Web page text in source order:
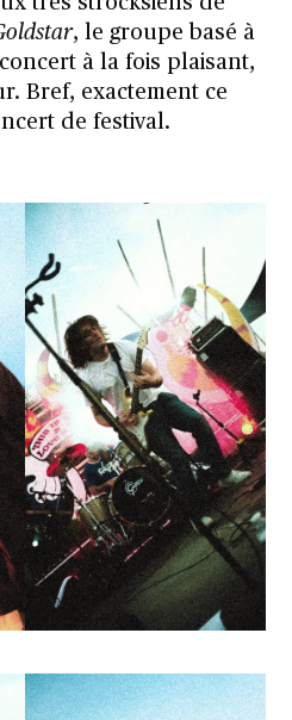
, le groupe basé à
à la fois plaisant,
Bref, exactement ce
de festival.